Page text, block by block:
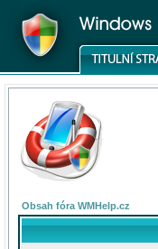
Obsah fóra WMHelp.cz